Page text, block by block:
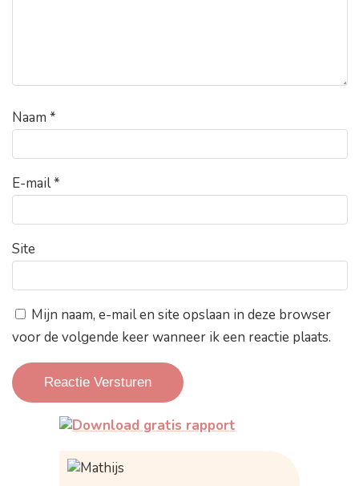
Naam *
E-mail*
Site
Mijn naam, e-mail en site opslaan in deze browser
voor de volgende keer wanneer ik een reactie plaats.